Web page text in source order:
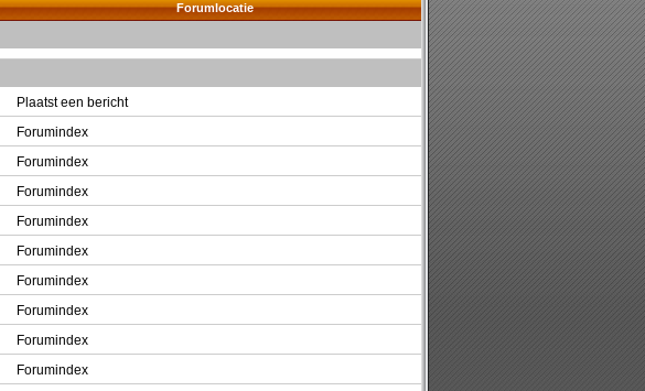
Forumlocatie
Plaatst een bericht
Forumindex
Forumindex
Forumindex
Forumindex
Forumindex
Forumindex
Forumindex
Forumindex
Forumindex